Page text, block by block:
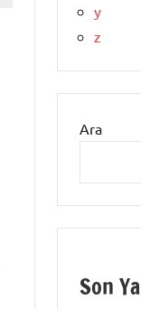
y
z
Ara
Son